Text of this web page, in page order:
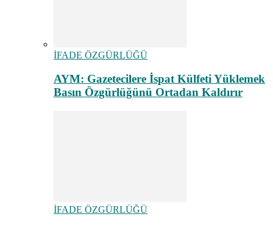
İFADE ÖZGÜRLÜĞÜ
AYM: Gazetecilere İspat Külfeti Yüklemek
Basın Özgürlüğünü Ortadan Kaldırır
İFADE ÖZGÜRLÜĞÜ